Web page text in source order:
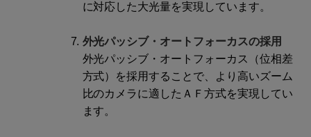
に対応した大光量を実現しています。
外光パッシブ・オートフォーカスの採用
外光パッシブ・オートフォーカス（位相差
方式）を採用することで、より高いズーム
比のカメラに適したＡＦ方式を実現してい
ます。